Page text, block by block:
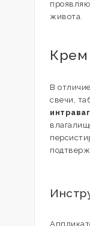
живота.
Крем
В
свечи,